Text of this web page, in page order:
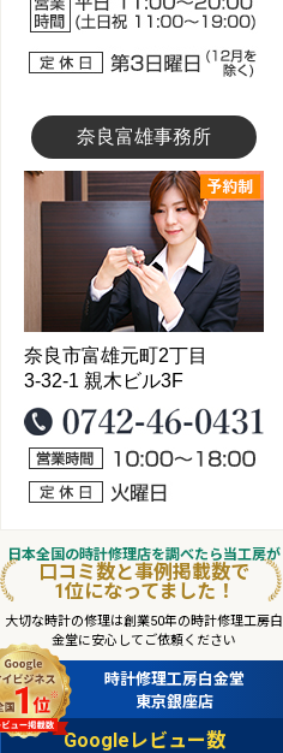
奈良富雄事務所
奈良市富雄元町2丁目
3-32-1 親木ビル3F
日本全国 の時計修理店を調べたら当工房が
口コミ数と事例掲載数で
1位になってました！
大切な時計の修理は創業50年の時計修理工房白
金堂に安心してご依頼ください
時計修理工房白金堂
東京銀座店
Googleレビュー数